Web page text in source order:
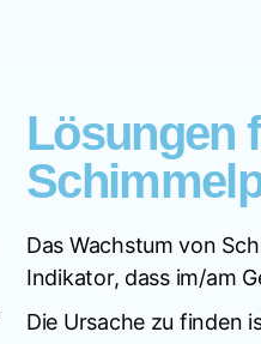
Lösungen
Das Wachstum von
Indikator, dass im/am
Die Ursache zu finden